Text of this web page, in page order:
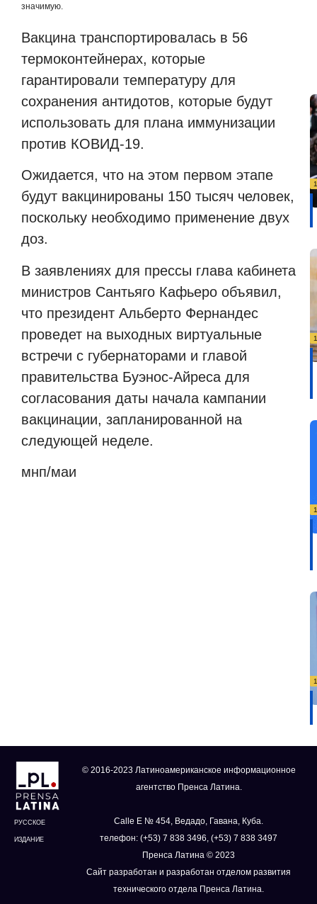
значимую.
Вакцина транспортировалась в 56
термоконтейнерах, которые
гарантировали температуру для
сохранения антидотов, которые будут
использовать для плана иммунизации
против КОВИД-19.
Ожидается, что на этом первом этапе
будут вакцинированы 150 тысяч человек,
поскольку необходимо применение двух
доз.
В заявлениях для прессы глава кабинета
министров Сантьяго Кафьеро объявил,
что президент Альберто Фернандес
проведет на выходных виртуальные
встречи с губернаторами и главой
правительства Буэнос-Айреса для
согласования даты начала кампании
вакцинации, запланированной на
следующей неделе.
мнп/маи
РУССКОЕ
ИЗДАНИЕ
© 2016-2023 Латиноамериканское информационное
агентство Пренса Латина.
Calle E № 454, Ведадо, Гавана, Куба.
телефон: (+53) 7 838 3496, (+53) 7 838 3497
Пренса Латина © 2023
Сайт разработан и разработан отделом развития
технического отдела Пренса Латина.